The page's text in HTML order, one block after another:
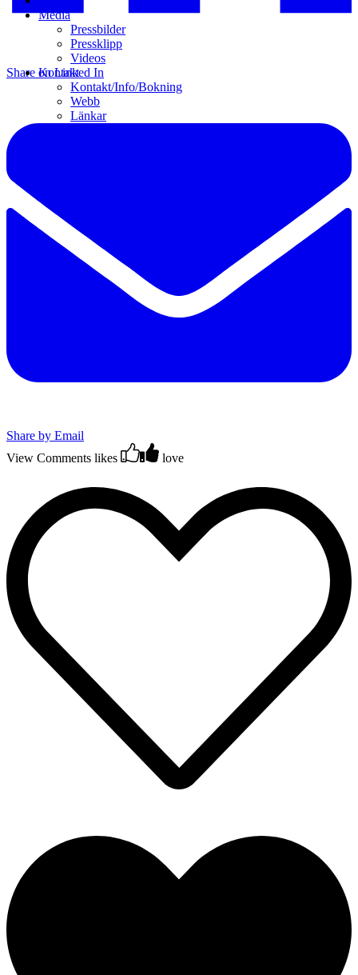
Share on Linked In
Share by Email
View Comments likes love
Media
Pressbilder
Pressklipp
Videos
Kontakt
Kontakt/Info/Bokning
Webb
Länkar